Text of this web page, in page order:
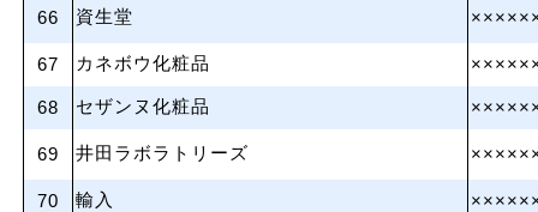
66 資生堂
67 カネボウ化粧品
68 セザンヌ化粧品
69 井田ラボラトリーズ
70 輸入